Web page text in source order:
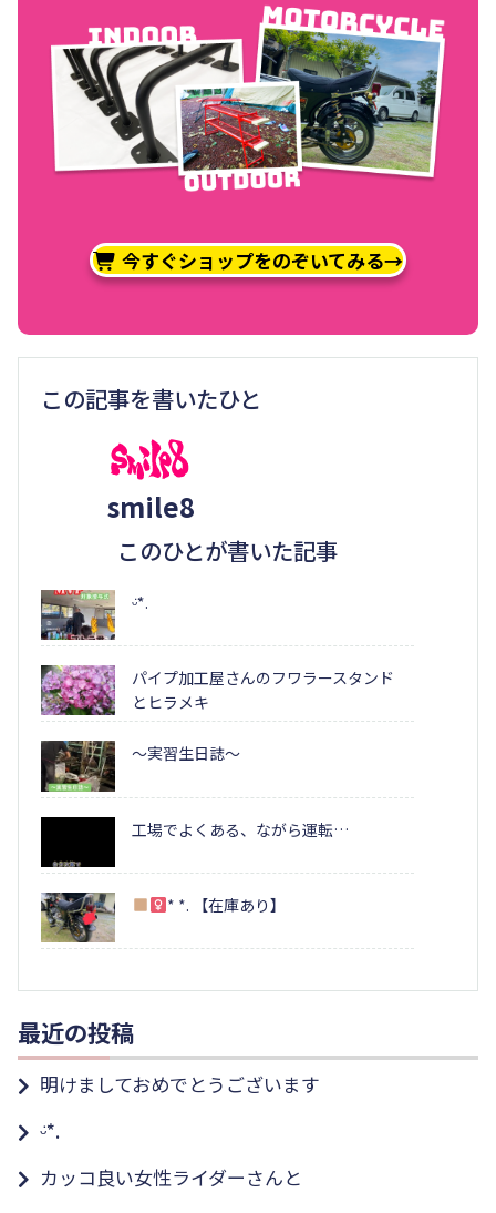
今すぐショップをのぞいてみる→
この記事を書いたひと
smile8
このひとが書いた記事
ᵕ̈*.
パイプ加工屋さんのフワラースタンド
とヒラメキ
～実習生日誌～
工場でよくある、ながら運転…
* *. 【在庫あり】
最近の投稿
明けましておめでとうございます
ᵕ̈*.
カッコ良い女性ライダーさんと